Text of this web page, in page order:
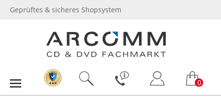
Geprüftes & sicheres Shopsystem
0